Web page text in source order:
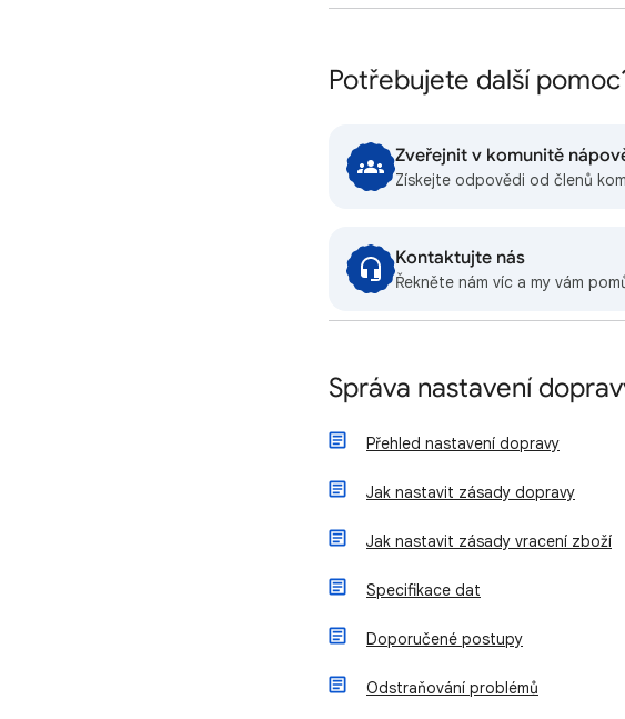
Potřebujete další
Zveřejnit v komunitě
Získejte odpovědi od členů
Kontaktujte nás
Řekněte nám víc a my vám
Správa nastavení
Přehled nastavení dopravy
Jak nastavit zásady dopravy
Jak nastavit zásady vracení zboží
Specifikace dat
Doporučené postupy
Odstraňování problémů